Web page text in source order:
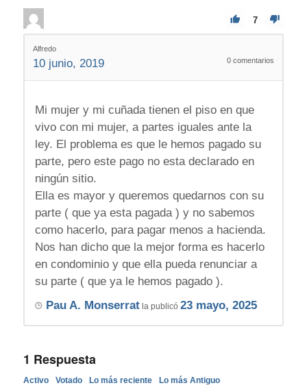
7
Alfredo
10 junio, 2019 0 comentarios
Mi mujer y mi cuñada tienen el piso en que
vivo con mi mujer, a partes iguales ante la
ley. El problema es que le hemos pagado su
parte, pero este pago no esta declarado en
ningún sitio.
Ella es mayor y queremos quedarnos con su
parte ( que ya esta pagada ) y no sabemos
como hacerlo, para pagar menos a hacienda.
Nos han dicho que la mejor forma es hacerlo
en condominio y que ella pueda renunciar a
su parte ( que ya le hemos pagado ).
Pau A. Monserratla publicó 23 mayo, 2025
1 Respuesta
Activo Votado Lo más reciente Lo más Antiguo